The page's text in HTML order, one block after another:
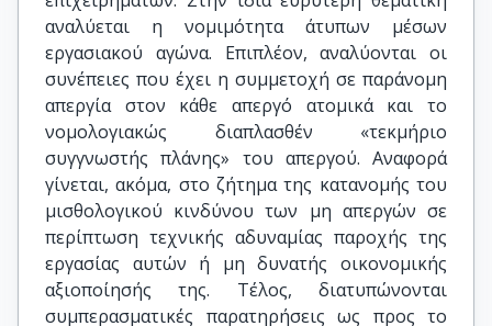
αναλύεται η νομιμότητα άτυπων μέσων
εργασιακού αγώνα. Επιπλέον, αναλύονται οι
συνέπειες που έχει η συμμετοχή σε παράνομη
απεργία στον κάθε απεργό ατομικά και το
νομολογιακώς διαπλασθέν «τεκμήριο
συγγνωστής πλάνης» του απεργού. Αναφορά
γίνεται, ακόμα, στο ζήτημα της κατανομής του
μισθολογικού κινδύνου των μη απεργών σε
περίπτωση τεχνικής αδυναμίας παροχής της
εργασίας αυτών ή μη δυνατής οικονομικής
αξιοποίησής της. Τέλος, διατυπώνονται
συμπερασματικές παρατηρήσεις ως προς το